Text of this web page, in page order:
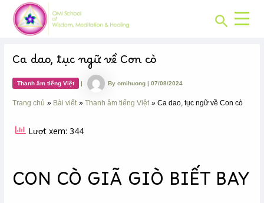
content
Search
Ca dao, tục ngữ về Con cò
Thanh âm tiếng Việt | Byomihuong|07/08/2024
Trang chủ Bài viết Thanh âm tiếng Việt Ca dao, tục ngữ về Con cò
Lượt xem: 344
CON CÒ GIÃ GIÒ BIẾT BAY
Post
navigation
CHUYÊN
MỤC: